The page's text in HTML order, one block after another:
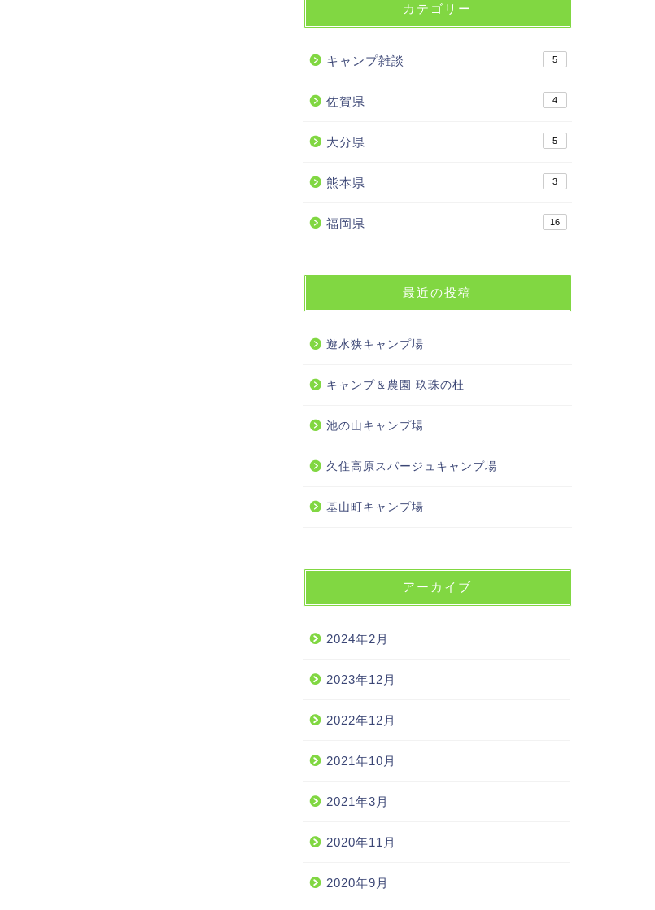
カテゴリー
キャンプ雑談 5
佐賀県 4
大分県 5
熊本県 3
福岡県 16
最近の投稿
遊水狭キャンプ場
キャンプ＆農園 玖珠の杜
池の山キャンプ場
久住高原スパージュキャンプ場
基山町キャンプ場
アーカイブ
2024年2月
2023年12月
2022年12月
2021年10月
2021年3月
2020年11月
2020年9月